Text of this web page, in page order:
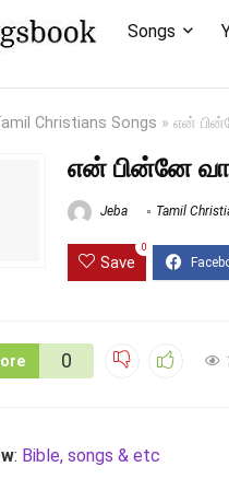
Songs
Christians Songs » என்
என் பின்னே
Jeba Tamil
Save
0
0
: Bible, songs & etc